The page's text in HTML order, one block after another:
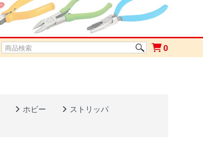
0
ホビー
ストリッパ